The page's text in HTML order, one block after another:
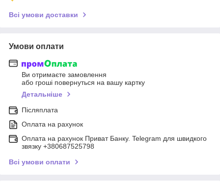
Всі умови доставки
Умови оплати
Ви отримаєте замовлення
або гроші повернуться на вашу картку
Детальніше
Післяплата
Оплата на рахунок
Оплата на рахунок Приват Банку. Telegram для швидкого
звязку +380687525798
Всі умови оплати